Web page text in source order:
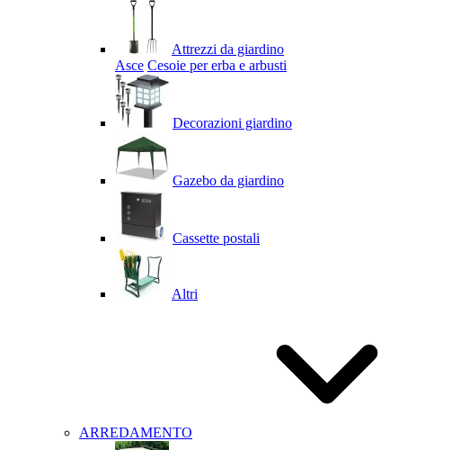
Attrezzi da giardino
Asce Cesoie per erba e arbusti
Decorazioni giardino
Gazebo da giardino
Cassette postali
Altri
ARREDAMENTO